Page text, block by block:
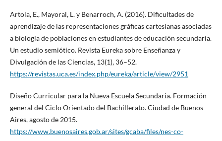
Artola, E., Mayoral, L. y Benarroch, A. (2016). Dificultades de
aprendizaje de las representaciones gráficas cartesianas asociadas
a biología de poblaciones en estudiantes de educación secundaria.
Un estudio semiótico. Revista Eureka sobre Enseñanza y
Divulgación de las Ciencias, 13(1), 36–52.
https://revistas.uca.es/index.php/eureka/article/view/2951
Diseño Curricular para la Nueva Escuela Secundaria. Formación
general del Ciclo Orientado del Bachillerato. Ciudad de Buenos
Aires, agosto de 2015.
https://www.buenosaires.gob.ar/sites/gcaba/files/nes-co-